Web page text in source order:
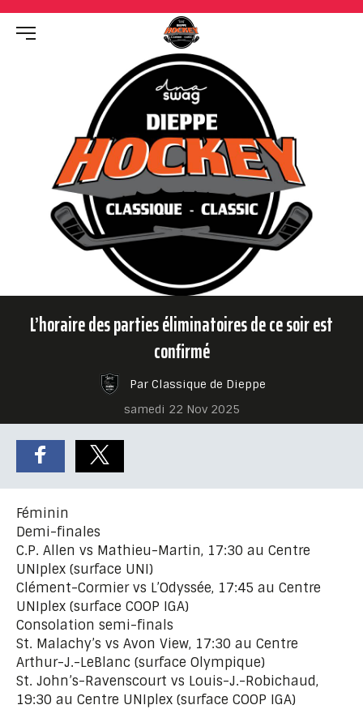
L’horaire des parties éliminatoires de ce soir est
confirmé
Par Classique de Dieppe
samedi 22 Nov 2025
Féminin
Demi-finales
C.P. Allen vs Mathieu-Martin, 17:30 au Centre
UNIplex (surface UNI)
Clément-Cormier vs L’Odyssée, 17:45 au Centre
UNIplex (surface COOP IGA)
Consolation semi-finals
St. Malachy’s vs Avon View, 17:30 au Centre
Arthur-J.-LeBlanc (surface Olympique)
St. John’s-Ravenscourt vs Louis-J.-Robichaud,
19:30 au Centre UNIplex (surface COOP IGA)